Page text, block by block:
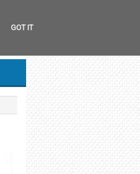
GOT IT